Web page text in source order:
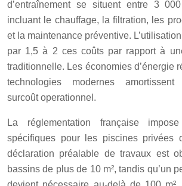
d’entraînement se situent entre 3
incluant le chauffage, la filtration, les
et la maintenance préventive.
par 1,5 à 2 ces coûts par rapport à
traditionnelle. Les économies d’énergie
technologies modernes
surcoût operationnel.
La réglementation française
spécifiques pour les piscines privées
déclaration préalable de travaux est
bassins de plus de 10 m², tandis qu’un